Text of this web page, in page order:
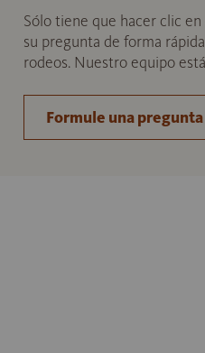
Sólo tiene que hacer clic
su pregunta de forma
rodeos. Nuestro equipo
Formule una pregunta